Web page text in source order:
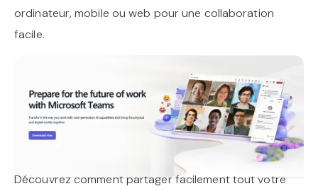
ordinateur, mobile ou web pour une collaboration
facile.
Découvrez comment partager facilement tout votre